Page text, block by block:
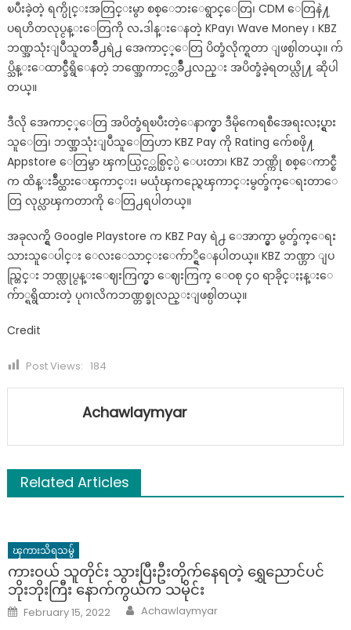
ၿပီးခဲ့တဲ့ ရက္ပိုင္းအတြင္းမွာ စစ္ေဘးေရွာင္ေတြ၊ CDM ေတြနဲ႔
ပရဟိတလုပ္ငန္းေတြကို လႉဒါန္းေနတဲ့ KPay၊ Wave Money ၊ KBZ
ဘဏ္အသုံးျပဳသူတခ်ိဳ႕ရဲ႕ အေကာင့္ေတြ ပိတ္ခံလိုက္ရတာ ျဖစ္ပါတယ္။ က်
ပ္သိန္းေထာင္ခ်ီရွိေနတဲ့ ဘဏ္အေကာင့္တခ်ိဳ႕လည္း အပိတ္ခံခဲ့ရတယ္လို႔ ဆိုပါ
တယ္။
ဒီလို အေကာင့္ေတြ အပိတ္ခံရၿပီးတဲ့ေနာက္မွာ ဒီမိုကေရစီအေရးလႈပ္ရွား
သူေတြ၊ ဘဏ္အသုံးျပဳသူေတြဟာ KBZ Pay ကို Rating က်ေစဖို႔
Appstore ေတြမွာ ၾကယ္ပြင့္တစ္ပြင့္ပဲ ေပးတာ၊ KBZ ဘဏ္ကို စစ္ေကာင္စီ
က ထိန္းခ်ဳပ္ထားေၾကာင္း၊ မယုံၾကည္ရေၾကာင္းမွတ္ခ်က္ေရးတာေ
တြ လုပ္လာၾကတာကို ေတြ႕ရပါတယ္။
အခုလက္ရွိ Google Playstore က KBZ Pay ရဲ႕ ေအာက္မွာ မွတ္ခ်က္ေရး
သားသူေပါင္း ေလးေသာင္းေက်ာ္ရွိေနပါတယ္။ KBZ ဘဏ္ဟာ ျပ
ည္တြင္း ဘဏ္လုပ္ငန္းေဈးကြက္မွာ ေဈးကြက္ ေဝစု ၄၀ ရာခိုင္ႏႈန္းေ
က်ာ္ရရွိထားတဲ့ ပုဂၢလိကဘဏ္တစ္ခုလည္းျဖစ္ပါတယ္။
Credit
Post Views: 184
Achawlaymyar
Related Articles
ၾကားသိရသမွ်
ကားဝယ် သူတိုင်း သွားပြီးဦးတိုက်နေရတဲ့ ရွှေညောင်ပင်
ဘိုးဘိုးကြီး နောက်ကွယ်က သမိုင်း
Posted
on
February 15, 2022 Author
Achawlaymyar